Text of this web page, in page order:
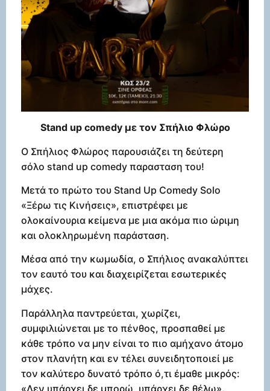
Stand up comedy με τον Σπήλιο Φλώρο
Ο Σπήλιος Φλώρος παρουσιάζει τη δεύτερη
σόλο stand up comedy παρασταση του!
Mετά το πρώτο του Stand Up Comedy Solo
«Ξέρω τις Κινήσεις», επιστρέφει με
ολοκαίνουρια κείμενα με μια ακόμα πιο ώριμη
και ολοκληρωμένη παράσταση.
Μέσα από την κωμωδία, ο Σπήλιος ανακαλύπτει
τον εαυτό του και διαχειρίζεται εσωτερικές
μάχες.
Παράλληλα παντρεύεται, χωρίζει,
συμφιλιώνεται με το πένθος, προσπαθεί με
κάθε τρόπο να μην είναι το πιο αμήχανο άτομο
στον πλανήτη και εν τέλει συνειδητοποιεί με
τον καλύτερο δυνατό τρόπο ό,τι έμαθε μικρός:
«Δεν υπάρχει δε μπορώ, υπάρχει δε θέλω».